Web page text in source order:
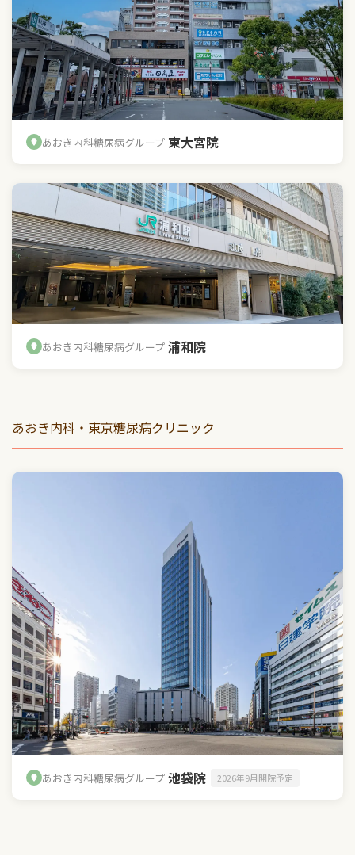
あおき内科糖尿病グループ 東大宮院
あおき内科糖尿病グループ 浦和院
あおき内科・東京糖尿病クリニック
あおき内科糖尿病グループ 池袋院 2026年9月開院予定